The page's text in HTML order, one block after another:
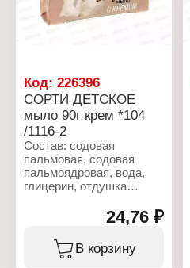
Cosmetics
Тип товара: Мыло
Вес: 160 г
Код: 226396
СОРТИ ДЕТСКОЕ
мыло 90г крем *104
/1116-2
Состав: содовая
пальмовая, содовая
пальмоядровая, вода,
глицерин, отдушка
метилпропионал,
бензилсалицилат,
цитронеллол,
гексилциннамал,
24,76 ₽
В корзину